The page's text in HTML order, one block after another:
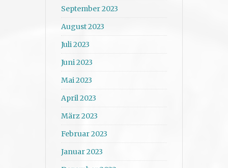
September 2023
August 2023
Juli 2023
Juni 2023
Mai 2023
April 2023
März 2023
Februar 2023
Januar 2023